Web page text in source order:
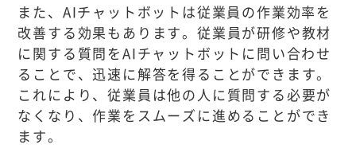
また、AIチャットボットは従業員の作業効率を
改善する効果もあります。従業員が研修や教材
に関する質問をAIチャットボットに問い合わせ
ることで、迅速に解答を得ることができます。
これにより、従業員は他の人に質問する必要が
なくなり、作業をスムーズに進めることができ
ます。